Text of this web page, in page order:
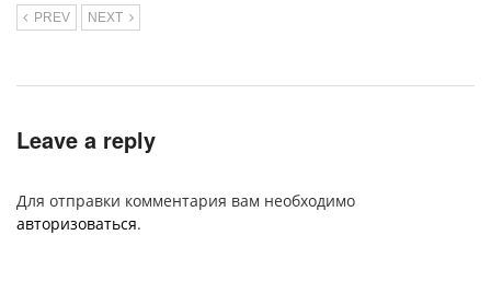
PREV NEXT
Leave a reply
Для отправки комментария вам необходимо
авторизоваться.